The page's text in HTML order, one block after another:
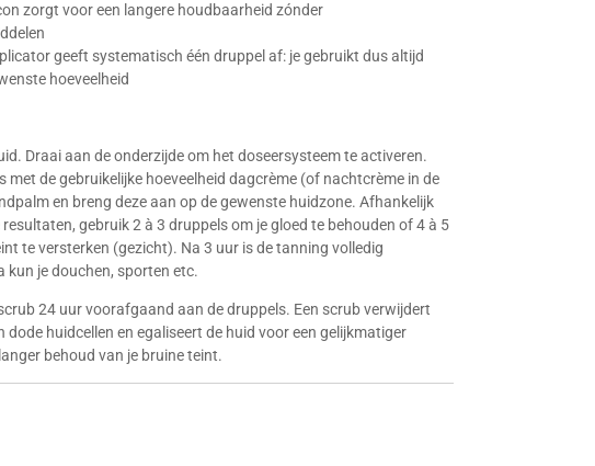
zorgt voor een langere houdbaarheid zónder
geeft systematisch één druppel af: je gebruikt dus altijd
hoeveelheid
Draai aan de onderzijde om het doseersysteem te activeren.
met de gebruikelijke hoeveelheid dagcrème (of nachtcrème in de
en breng deze aan op de gewenste huidzone. Afhankelijk
gebruik 2 à 3 druppels om je gloed te behouden of 4 à 5
te versterken (gezicht). Na 3 uur is de tanning volledig
kun je douchen, sporten etc.
24 uur voorafgaand aan de druppels. Een scrub verwijdert
dode huidcellen en egaliseert de huid voor een gelijkmatiger
behoud van je bruine teint.